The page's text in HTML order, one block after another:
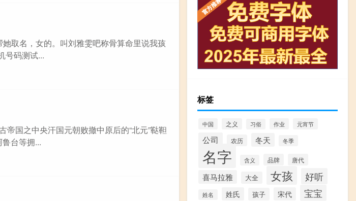
取名，女的。叫刘雅雯吧称骨算命里说我孩
号码测试...
国之中央汗国元朝败撤中原后的“北元”鞑靼
台等拥...
标签
中国 之义 习俗 作业 元宵节
公司 农历 冬天 冬季
名字 含义 品牌 唐代
喜马拉雅 大全 女孩 好听
姓名 姓氏 孩子 宋代 宝宝